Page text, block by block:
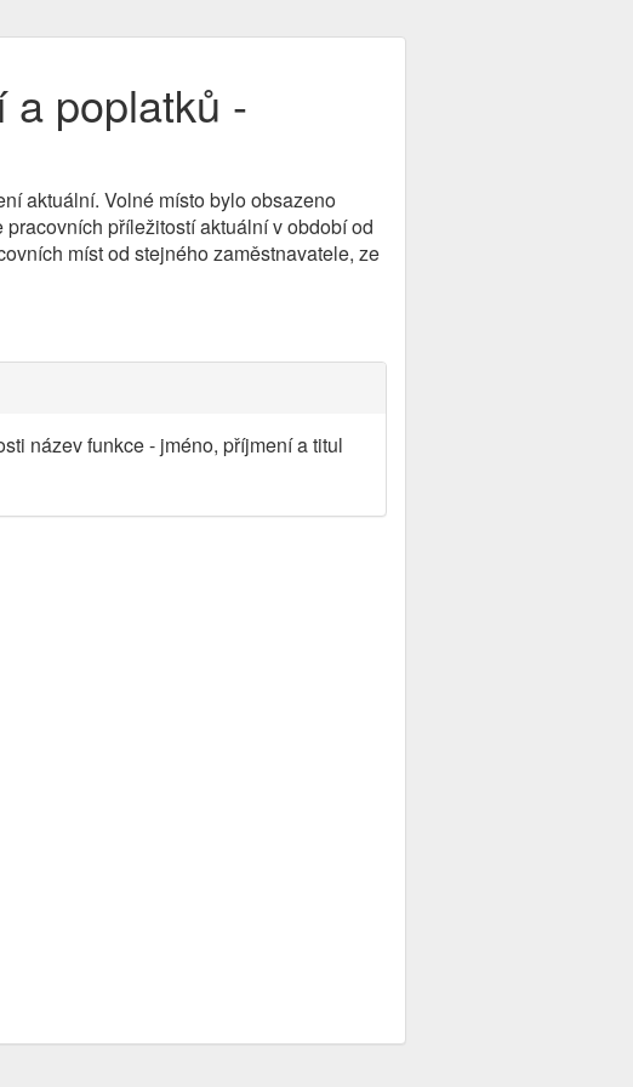
a poplatků -
aktuální. Volné místo bylo obsazeno
příležitostí aktuální v období od
míst od stejného zaměstnavatele, ze
název funkce - jméno, příjmení a titul